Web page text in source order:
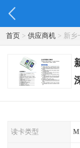
首页> 供应商机> 新乡
技术有限公司
读卡类型